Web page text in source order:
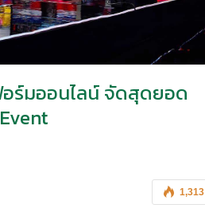
อร์มออนไลน์ จัดสุดยอด
1,313